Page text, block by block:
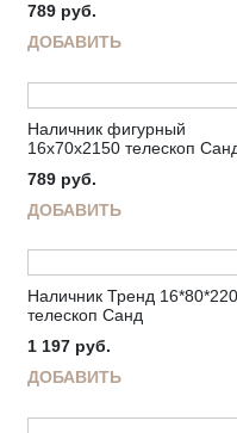
789 руб.
ДОБАВИТЬ
Наличник фигурный
16х70х2150 телескоп
789 руб.
ДОБАВИТЬ
Наличник Тренд
телескоп Санд
1 197 руб.
ДОБАВИТЬ